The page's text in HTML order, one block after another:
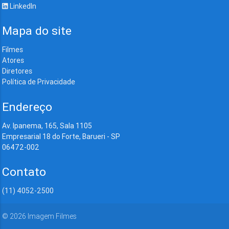
LinkedIn
Mapa do site
Filmes
Atores
Diretores
Política de Privacidade
Endereço
Av. Ipanema, 165, Sala 1105
Empresarial 18 do Forte, Barueri - SP
06472-002
Contato
(11) 4052-2500
© 2026 Imagem Filmes